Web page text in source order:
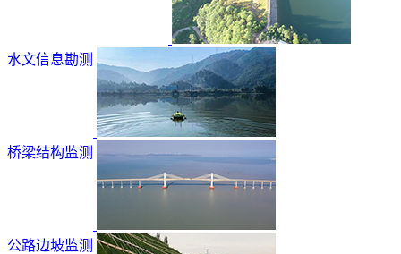
水文信息勘测
桥梁结构监测
公路边坡监测